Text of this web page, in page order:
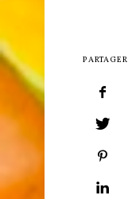
PARTAGER